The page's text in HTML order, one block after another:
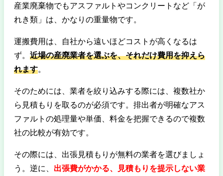
産業廃棄物でもアスファルトやコンクリートなど「が
れき類」は、かなりの重量物です。
運搬費用は、自社から遠いほどコストが高くなるは
ず。 近場の産廃業者を選ぶを、それだけ費用を抑えら
れます。
そのためには、業者を絞り込みする際には、複数社か
ら見積もりを取るのが必須です。排出者が明確なアス
ファルトの処理量や単価、料金を把握できるので複数
社の比較が有効です。
その際には、出張見積もりが無料の業者を選びましょ
う。逆に、 出張費がかかる、見積もりを提示しない業